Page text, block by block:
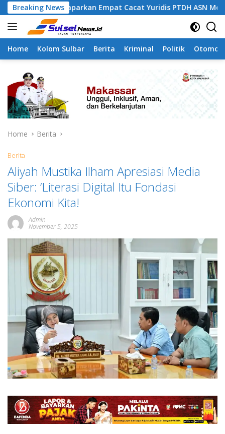
Skip
to
content
Breaking News
Paparkan Empat Cacat Yuridis PTDH ASN Morowali
Home Kolom Sulbar Berita Kriminal Politik
Home Berita
Berita
Aliyah Mustika Ilham Apresiasi Media
Siber: ‘Literasi Digital Itu Fondasi
Ekonomi Kita!
Admin
November 5, 2025